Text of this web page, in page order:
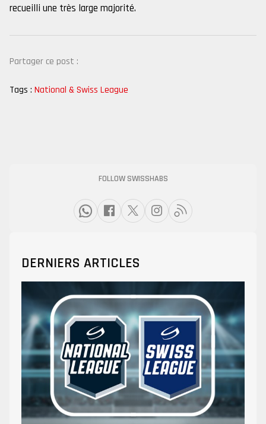
recueilli une très large majorité.
Partager ce post :
Tags : National & Swiss League
FOLLOW SWISSHABS
DERNIERS ARTICLES